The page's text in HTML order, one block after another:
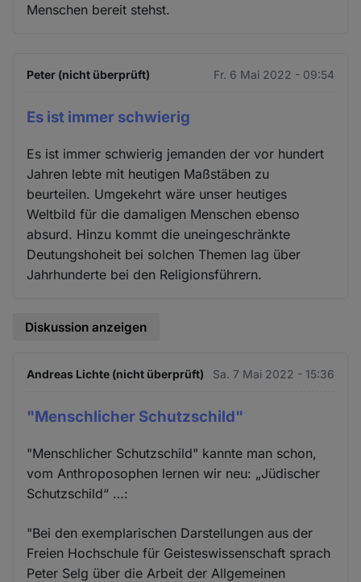
Menschen bereit stehst.
Peter (nicht überprüft) Fr. 6 Mai 2022 - 09:54
Es ist immer schwierig
Es ist immer schwierig jemanden der vor hundert
Jahren lebte mit heutigen Maßstäben zu
beurteilen. Umgekehrt wäre unser heutiges
Weltbild für die damaligen Menschen ebenso
absurd. Hinzu kommt die uneingeschränkte
Deutungshoheit bei solchen Themen lag über
Jahrhunderte bei den Religionsführern.
Diskussion anzeigen
Andreas Lichte (nicht überprüft) Sa. 7 Mai 2022 - 15:36
"Menschlicher Schutzschild"
"Menschlicher Schutzschild" kannte man schon,
vom Anthroposophen lernen wir neu: „Jüdischer
Schutzschild“ …:
"Bei den exemplarischen Darstellungen aus der
Freien Hochschule für Geisteswissenschaft sprach
Peter Selg über die Arbeit der Allgemeinen